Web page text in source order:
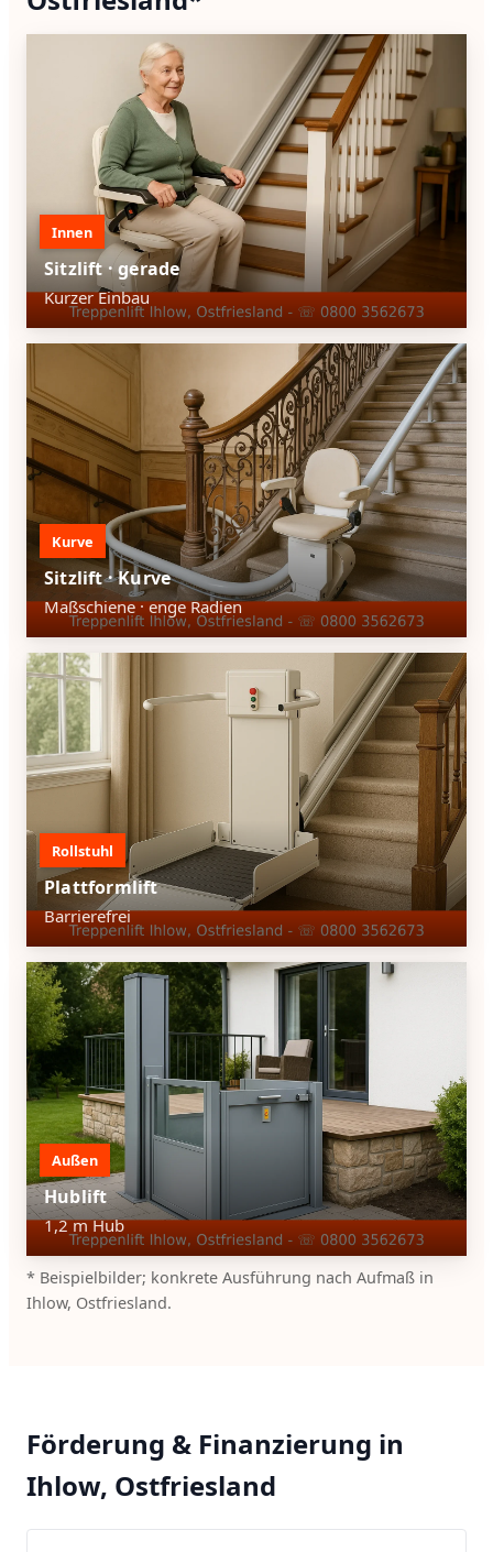
Innen
Sitzlift · gerade
Kurzer Einbau
Kurve
Sitzlift · Kurve
Maßschiene · enge Radien
Rollstuhl
Plattformlift
Barrierefrei
Außen
Hublift
1,2 m Hub
* Beispielbilder; konkrete Ausführung nach Aufmaß in
Ihlow, Ostfriesland.
Förderung & Finanzierung in
Ihlow, Ostfriesland